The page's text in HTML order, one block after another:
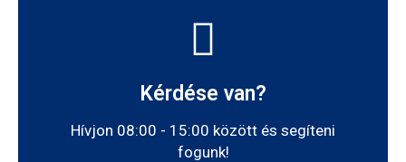
Kérdése van?
Hívjon 08:00 - 15:00 között és segíteni
fogunk!